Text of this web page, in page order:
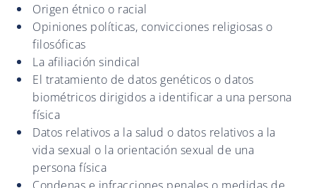
Origen étnico o racial
Opiniones políticas, convicciones religiosas o
filosóficas
La afiliación sindical
El tratamiento de datos genéticos o datos
biométricos dirigidos a identificar a una persona
física
Datos relativos a la salud o datos relativos a la
vida sexual o la orientación sexual de una
persona física
Condenas e infracciones penales o medidas de